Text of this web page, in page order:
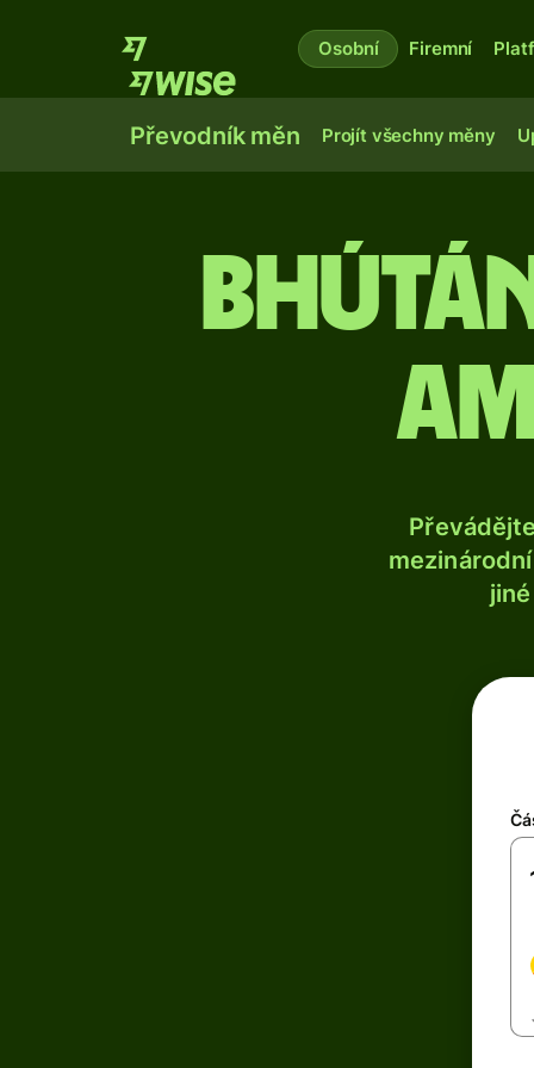
Osobní Firemní
Převodník měn Projít všechny měny